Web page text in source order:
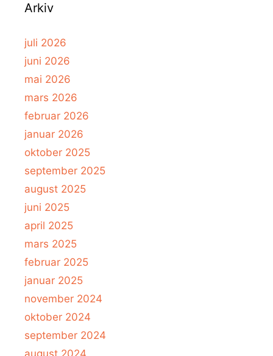
Arkiv
juli 2026
juni 2026
mai 2026
mars 2026
februar 2026
januar 2026
oktober 2025
september 2025
august 2025
juni 2025
april 2025
mars 2025
februar 2025
januar 2025
november 2024
oktober 2024
september 2024